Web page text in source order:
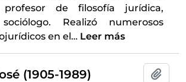
de filosofía jurídica,
Realizó numerosos
en el… Leer más
(1905-1989)